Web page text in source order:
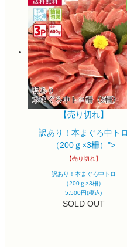
【売り切れ】
訳あり！本まぐろ中トロ
（200ｇ×3柵）">
【売り切れ】
訳あり！本まぐろ中トロ
（200ｇ×3柵）
5,500円(税込)
SOLD OUT